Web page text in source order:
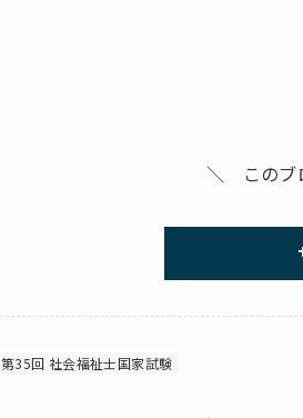
＼ このブ
第35回 社会福祉士国家試験